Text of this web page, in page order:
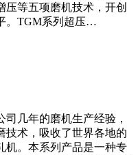
压等五项磨机技术，开创
。TGM系列超压…
几年的磨机生产经验，
技术，吸收了世界各地的
机。本系列产品是一种专